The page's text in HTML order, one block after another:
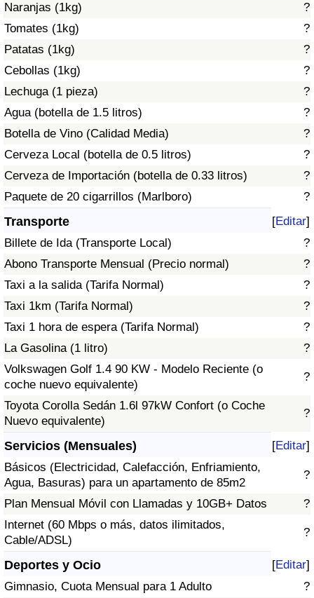
Naranjas (1kg)
?
Tomates (1kg)
?
Patatas (1kg)
?
Cebollas (1kg)
?
Lechuga (1 pieza)
?
Agua (botella de 1.5 litros)
?
Botella de Vino (Calidad Media)
?
Cerveza Local (botella de 0.5 litros)
?
Cerveza de Importación (botella de 0.33 litros)
?
Paquete de 20 cigarrillos (Marlboro)
?
Transporte [Editar]
Billete de Ida (Transporte Local)
?
Abono Transporte Mensual (Precio normal)
?
Taxi a la salida (Tarifa Normal)
?
Taxi 1km (Tarifa Normal)
?
Taxi 1 hora de espera (Tarifa Normal)
?
La Gasolina (1 litro)
?
Volkswagen Golf 1.4 90 KW - Modelo Reciente (o
coche nuevo equivalente)
?
Toyota Corolla Sedán 1.6l 97kW Confort (o Coche
Nuevo equivalente)
?
Servicios (Mensuales) [Editar]
Básicos (Electricidad, Calefacción, Enfriamiento,
Agua, Basuras) para un apartamento de 85m2
?
Plan Mensual Móvil con Llamadas y 10GB+ Datos
?
Internet (60 Mbps o más, datos ilimitados,
Cable/ADSL)
?
Deportes y Ocio [Editar]
Gimnasio, Cuota Mensual para 1 Adulto
?
Índice de Contaminación (Actual)
Índice de contaminación
Índice de Contaminación por País
Tráfico
Índice de Tráfico
Índice de Tráfico (Actual)
Índice de Tráfico por País